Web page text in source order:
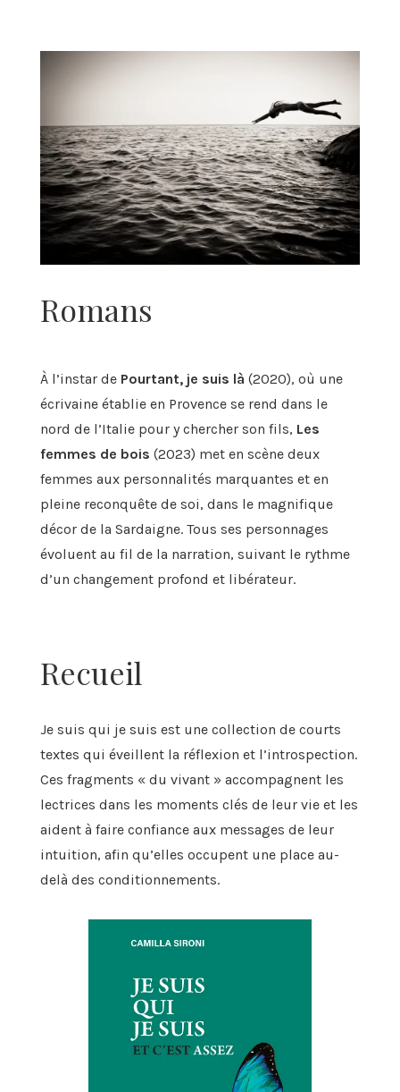
Romans
À l’instar de Pourtant, je suis là (2020), où une
écrivaine établie en Provence se rend dans le
nord de l’Italie pour y chercher son fils, Les
femmes de bois (2023) met en scène deux
femmes aux personnalités marquantes et en
pleine reconquête de soi, dans le magnifique
décor de la Sardaigne. Tous ses personnages
évoluent au fil de la narration, suivant le rythme
d’un changement profond et libérateur.
Recueil
Je suis qui je suis est une collection de courts
textes qui éveillent la réflexion et l’introspection.
Ces fragments « du vivant » accompagnent les
lectrices dans les moments clés de leur vie et les
aident à faire confiance aux messages de leur
intuition, afin qu’elles occupent une place au-
delà des conditionnements.